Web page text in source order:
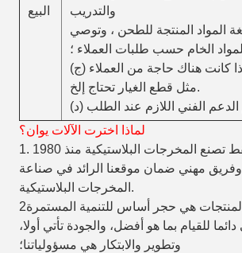
البيع
والتدريب
المواد المنتجة للطحن ، وتوصي
الخام حسب طلبات العملاء ؛
(ج) تقديم المساعدة إذا كانت هناك حاجة من العملاء
مثل قطع الغيار تحتاج إلخ.
لماذا اخترت الآلات يوان؟
1. المهنة: يوان فقط تصنع المخرجات البلاستيكية منذ 1980s،
مهني ضمان موقعنا الرائد في صناعة
المخرجات البلاستيكية.
2الجودة: جودة المنتجات هي حجر أساس للتنمية المستمرة
للقيام بما هو أفضل، والجودة تأتي أولا،
وتطوير والابتكار هي مسؤولياتنا؛